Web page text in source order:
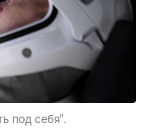
под себя".